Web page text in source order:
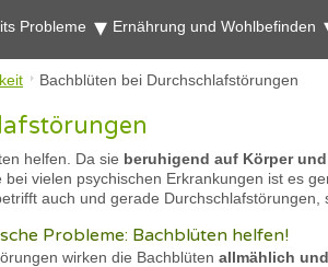
Probleme Ernährung und Wohlbefinden
Bachblüten bei Durchschlafstörungen
helfen. Da sie beruhigend auf Körper und
vielen psychischen Erkrankungen ist es
auch und gerade
Probleme: Bachblüten helfen!
wirken die Bachblüten allmählich